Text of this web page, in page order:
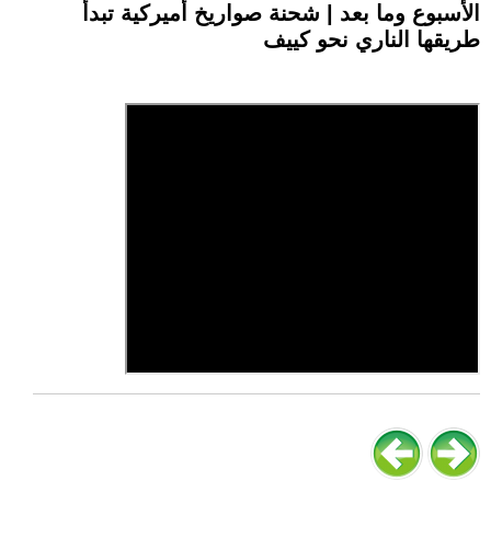
الأسبوع وما بعد | شحنة صواريخ أميركية تبدأ
طريقها الناري نحو كييف